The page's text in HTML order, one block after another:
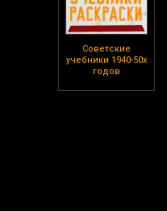
Советские
учебники 1940-50х
годов